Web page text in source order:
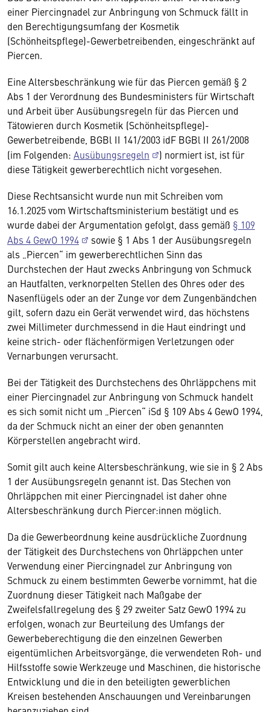
einer Piercingnadel zur Anbringung von Schmuck fällt in
den Berechtigungsumfang der Kosmetik
(Schönheitspflege)-Gewerbetreibenden, eingeschränkt auf
Piercen.
Eine Altersbeschränkung wie für das Piercen gemäß § 2
Abs 1 der Verordnung des Bundesministers für Wirtschaft
und Arbeit über Ausübungsregeln für das Piercen und
Tätowieren durch Kosmetik (Schönheitspflege)-
Gewerbetreibende, BGBl II 141/2003 idF BGBl II 261/2008
(im Folgenden: Ausübungsregeln
) normiert ist, ist für
diese Tätigkeit gewerberechtlich nicht vorgesehen.
Diese Rechtsansicht wurde nun mit Schreiben vom
16.1.2025 vom Wirtschaftsministerium bestätigt und es
wurde dabei der Argumentation gefolgt, dass gemäß § 109
Abs 4 GewO 1994
sowie § 1 Abs 1 der Ausübungsregeln
als „Piercen“ im gewerberechtlichen Sinn das
Durchstechen der Haut zwecks Anbringung von Schmuck
an Hautfalten, verknorpelten Stellen des Ohres oder des
Nasenflügels oder an der Zunge vor dem Zungenbändchen
gilt, sofern dazu ein Gerät verwendet wird, das höchstens
zwei Millimeter durchmessend in die Haut eindringt und
keine strich- oder flächenförmigen Verletzungen oder
Vernarbungen verursacht.
Bei der Tätigkeit des Durchstechens des Ohrläppchens mit
einer Piercingnadel zur Anbringung von Schmuck handelt
es sich somit nicht um „Piercen“ iSd § 109 Abs 4 GewO 1994,
da der Schmuck nicht an einer der oben genannten
Körperstellen angebracht wird.
Somit gilt auch keine Altersbeschränkung, wie sie in § 2 Abs
1 der Ausübungsregeln genannt ist. Das Stechen von
Ohrläppchen mit einer Piercingnadel ist daher ohne
Altersbeschränkung durch Piercer:innen möglich.
Da die Gewerbeordnung keine ausdrückliche Zuordnung
der Tätigkeit des Durchstechens von Ohrläppchen unter
Verwendung einer Piercingnadel zur Anbringung von
Schmuck zu einem bestimmten Gewerbe vornimmt, hat die
Zuordnung dieser Tätigkeit nach Maßgabe der
Zweifelsfallregelung des § 29 zweiter Satz GewO 1994 zu
erfolgen, wonach zur Beurteilung des Umfangs der
Gewerbeberechtigung die den einzelnen Gewerben
eigentümlichen Arbeitsvorgänge, die verwendeten Roh- und
Hilfsstoffe sowie Werkzeuge und Maschinen, die historische
Entwicklung und die in den beteiligten gewerblichen
Kreisen bestehenden Anschauungen und Vereinbarungen